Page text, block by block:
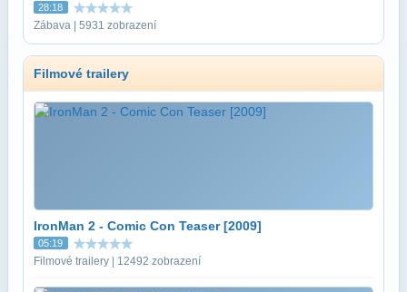
28:18
Zábava | 5931 zobrazení
Filmové trailery
IronMan 2 - Comic Con Teaser [2009]
05:19
Filmové trailery | 12492 zobrazení